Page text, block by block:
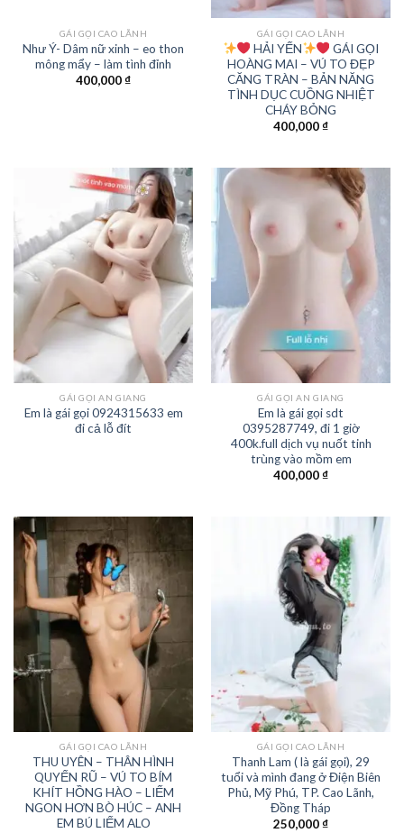
GÁI GỌI CAO LÃNH
Như Ý- Dâm nữ xinh – eo thon
mông mẩy – làm tình đỉnh
400,000₫
GÁI GỌI CAO LÃNH
HẢI YẾN
GÁI GỌI
HOÀNG MAI – VÚ TO ĐẸP
CĂNG TRÀN – BẢN NĂNG
TÌNH DỤC CUỒNG NHIỆT
CHÁY BỎNG
400,000₫
GÁI GỌI AN GIANG
Em là gái gọi 0924315633 em
đi cả lỗ đít
GÁI GỌI AN GIANG
Em là gái gọi sdt
0395287749, đi 1 giờ
400k.full dịch vụ nuốt tinh
trùng vào mồm em
400,000₫
GÁI GỌI CAO LÃNH
THU UYÊN – THÂN HÌNH
QUYẾN RŨ – VÚ TO BÍM
KHÍT HỒNG HÀO – LIẾM
NGON HƠN BÒ HÚC – ANH
EM BÚ LIẾM ALO
GÁI GỌI CAO LÃNH
Thanh Lam ( là gái gọi), 29
tuổi và mình đang ở Điện Biên
Phủ, Mỹ Phú, TP. Cao Lãnh,
Đồng Tháp
250,000₫